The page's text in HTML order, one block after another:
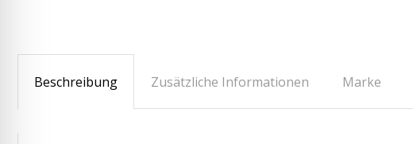
Beschreibung Zusätzliche Informationen Marke